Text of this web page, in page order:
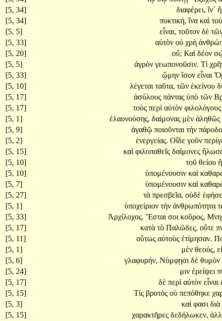
[5, 34]
διαφέρει, ἵν´
[5, 34]
πυκτική, ἵνα καὶ
[5, 5]
εἶναι, τοῦτον δὲ
[5, 33]
αὐτὸν οὐ χρὴ
[5, 20]
οὔ; Καὶ δέον
[5, 5]
ἀγρὸν γεωπονοῦσιν. Τί
[5, 33]
ᾤμην ἴσον εἶναι
[5, 10]
λέγεται ταῦτα, τῶν ἐκείνου
[5, 17]
ἀσύλους πάντας ὑπὸ τῶν
[5, 17]
τοὺς περὶ αὐτὸν
[5, 1]
ἐλαυνούσης, δαίμονας μὲν ἀληθῶς
[5, 9]
ἀγαθῷ ποιοῦνται τὴν
[5, 2]
ἐνεργείας. Οἵδε γοῦν
[5, 15]
καὶ φιλοπαθεῖς δαίμονες
[5, 10]
τοῦ θείου
[5, 10]
ὑπομένουσιν καὶ
[5, 7]
ὑπομένουσιν καὶ
[5, 27]
τὰ πρεσβεῖα, οὐδὲ
[5, 1]
ὑποχείριον τὴν ἀνθρωπότητα
[5, 33]
Ἀρχίλοχος. Ἔσται σοι κοῦρος,
[5, 17]
κατὰ τὸ Παλῶδες, οὔτε
[5, 11]
οὕτως αὐτοὺς ἐτίμησαν.
[5, 1]
μὲν θεούς,
[5, 6]
γλαφυρήν, Νύμφῃσι δὲ θυμὸν
[5, 24]
μιν ἐρείψει
[5, 17]
δὲ περὶ αὐτὸν εἶναι
[5, 15]
Τίς βροτὸς οὐ πεπόθηκε
[5, 3]
καί φασι διὰ
[5, 15]
χαρακτῆρες δεδήλωκεν,